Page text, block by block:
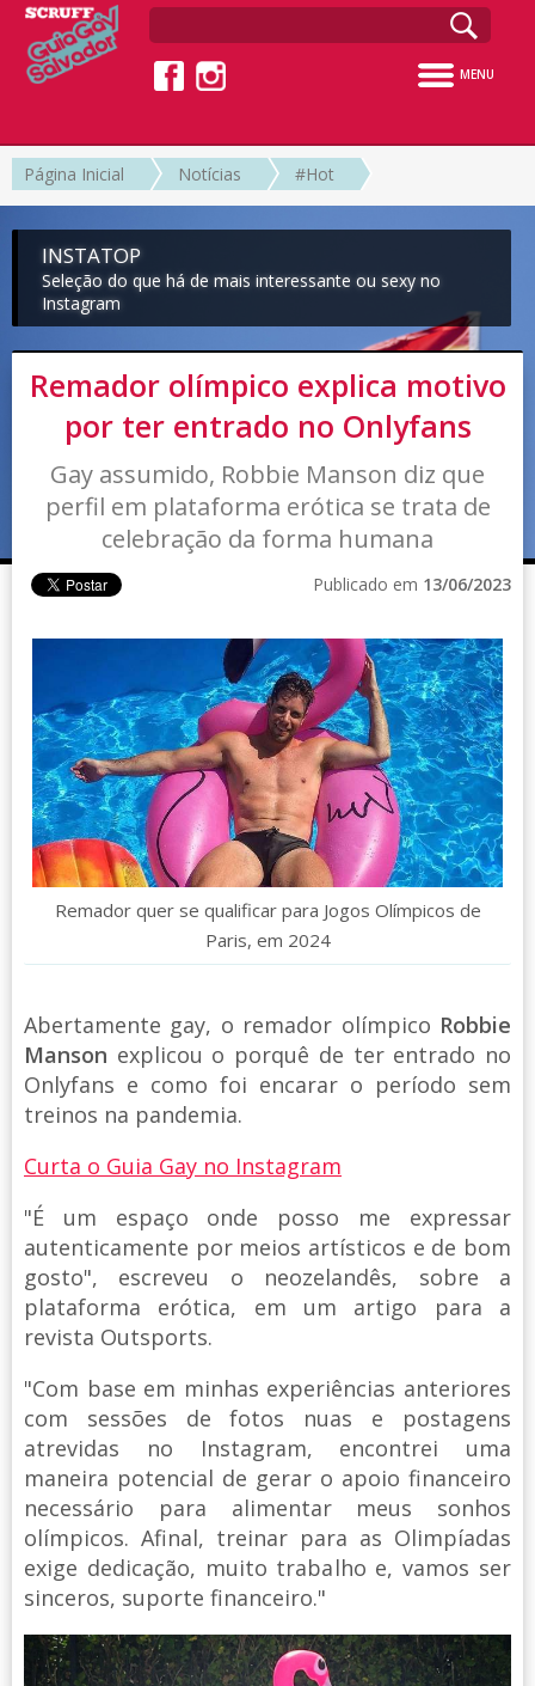
MENU
Página Inicial Notícias #Hot
INSTATOP
Seleção do que há de mais interessante ou sexy no
Instagram
Remador olímpico explica motivo
por ter entrado no Onlyfans
Gay assumido, Robbie Manson diz que
perfil em plataforma erótica se trata de
celebração da forma humana
Publicado em 13/06/2023
Remador quer se qualificar para Jogos Olímpicos de
Paris, em 2024
Abertamente gay, o remador olímpico Robbie
Manson explicou o porquê de ter entrado no
Onlyfans e como foi encarar o período sem
treinos na pandemia.
Curta o Guia Gay no Instagram
"É um espaço onde posso me expressar
autenticamente por meios artísticos e de bom
gosto", escreveu o neozelandês, sobre a
plataforma erótica, em um artigo para a
revista Outsports.
"Com base em minhas experiências anteriores
com sessões de fotos nuas e postagens
atrevidas no Instagram, encontrei uma
maneira potencial de gerar o apoio financeiro
necessário para alimentar meus sonhos
olímpicos. Afinal, treinar para as Olimpíadas
exige dedicação, muito trabalho e, vamos ser
sinceros, suporte financeiro."